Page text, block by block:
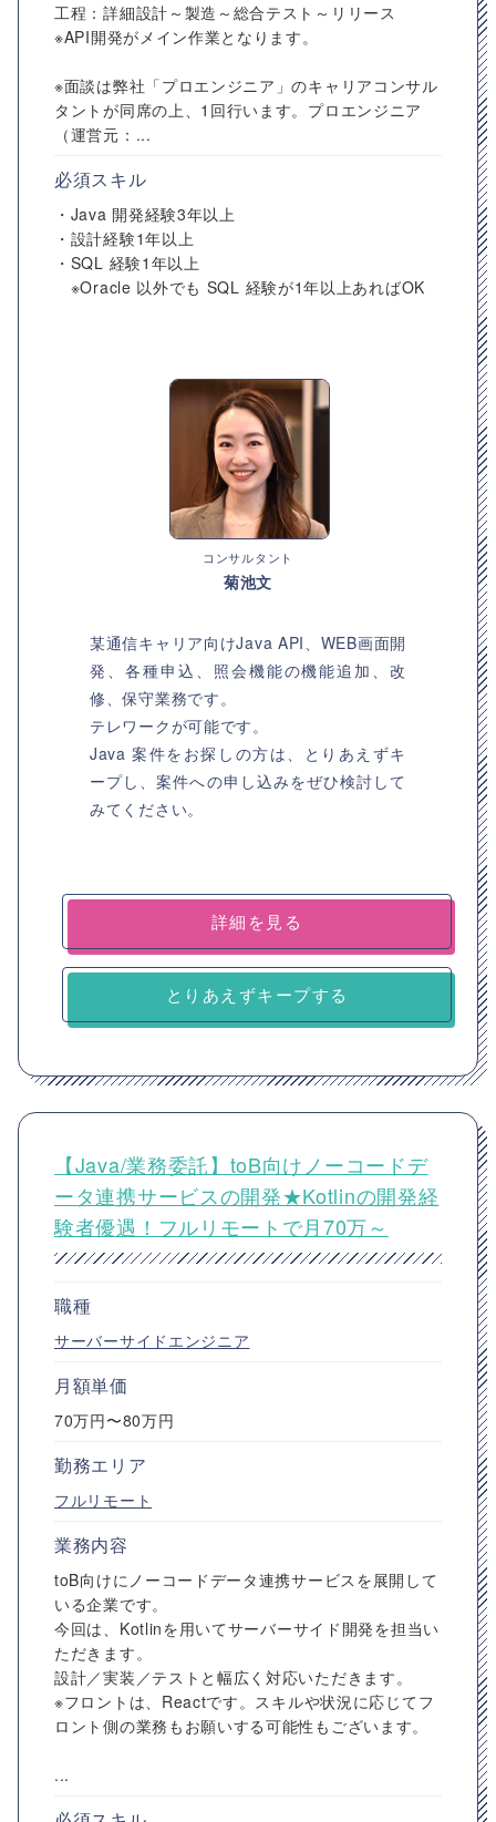
工程：詳細設計～製造～総合テスト～リリース
※API開発がメイン作業となります。
※面談は弊社「プロエンジニア」のキャリアコンサル
タントが同席の上、1回行います。プロエンジニア
（運営元：...
必須スキル
・Java 開発経験3年以上
・設計経験1年以上
・SQL 経験1年以上
※Oracle 以外でも SQL 経験が1年以上あればOK
コンサルタント
菊池文
某通信キャリア向けJava API、WEB画面開
発、各種申込、照会機能の機能追加、改
修、保守業務です。
テレワークが可能です。
Java 案件をお探しの方は、とりあえずキ
ープし、案件への申し込みをぜひ検討して
みてください。
詳細を見る
とりあえずキープする
【Java/業務委託】toB向けノーコードデ
ータ連携サービスの開発★Kotlinの開発経
験者優遇！フルリモートで月70万～
職種
サーバーサイドエンジニア
月額単価
70万円〜80万円
勤務エリア
フルリモート
業務内容
toB向けにノーコードデータ連携サービスを展開して
いる企業です。
今回は、Kotlinを用いてサーバーサイド開発を担当い
ただきます。
設計／実装／テストと幅広く対応いただきます。
※フロントは、Reactです。スキルや状況に応じてフ
ロント側の業務もお願いする可能性もございます。
...